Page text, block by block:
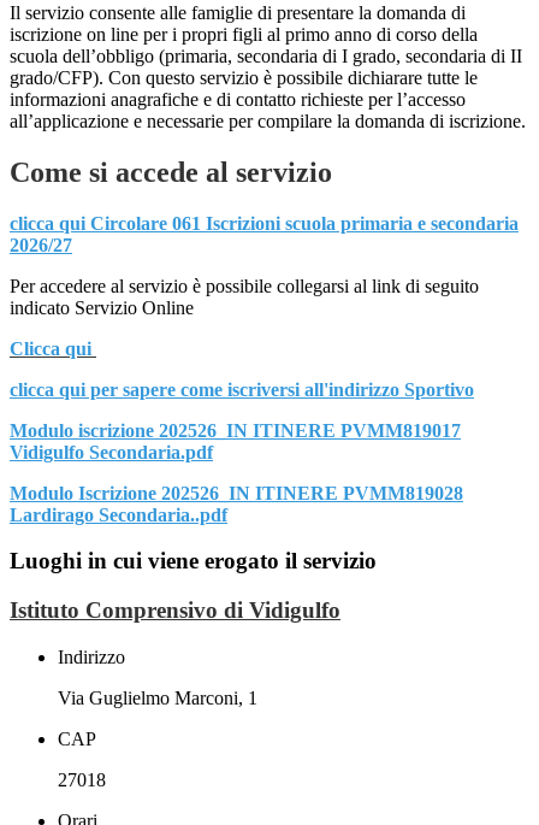
Il servizio consente alle famiglie di presentare la domanda di
iscrizione on line per i propri figli al primo anno di corso della
scuola dell’obbligo (primaria, secondaria di I grado, secondaria di II
grado/CFP). Con questo servizio è possibile dichiarare tutte le
informazioni anagrafiche e di contatto richieste per l’accesso
all’applicazione e necessarie per compilare la domanda di iscrizione.
Come si accede al servizio
clicca qui Circolare 061 Iscrizioni scuola primaria e secondaria
2026/27
Per accedere al servizio è possibile collegarsi al link di seguito
indicato Servizio Online
Clicca qui
clicca qui per sapere come iscriversi all'indirizzo Sportivo
Modulo iscrizione 202526_IN ITINERE PVMM819017
Vidigulfo Secondaria.pdf
Modulo Iscrizione 202526_IN ITINERE PVMM819028
Lardirago Secondaria..pdf
Luoghi in cui viene erogato il servizio
Istituto Comprensivo di Vidigulfo
Indirizzo
Via Guglielmo Marconi, 1
CAP
27018
Orari